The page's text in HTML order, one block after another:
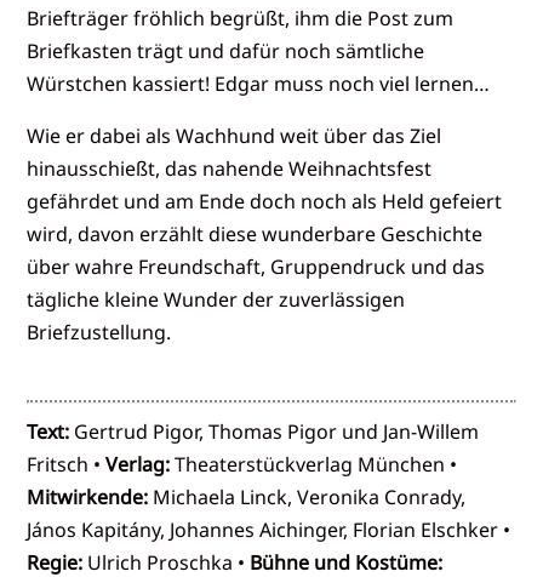
Briefträger fröhlich begrüßt, ihm die Post zum
Briefkasten trägt und dafür noch sämtliche
Würstchen kassiert! Edgar muss noch viel lernen…
Wie er dabei als Wachhund weit über das Ziel
hinausschießt, das nahende Weihnachtsfest
gefährdet und am Ende doch noch als Held gefeiert
wird, davon erzählt diese wunderbare Geschichte
über wahre Freundschaft, Gruppendruck und das
tägliche kleine Wunder der zuverlässigen
Briefzustellung.
Text: Gertrud Pigor, Thomas Pigor und Jan-Willem
Fritsch •Verlag:Theaterstückverlag München •
Mitwirkende: Michaela Linck, Veronika Conrady,
János Kapitány, Johannes Aichinger, Florian Elschker •
Regie: Ulrich Proschka • Bühne und Kostüme: